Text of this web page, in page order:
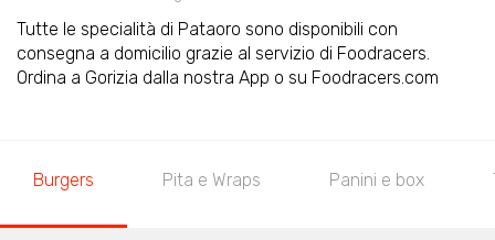
Tutte le specialità di Pataoro sono disponibili con
consegna a domicilio grazie al servizio di Foodracers.
Ordina a Gorizia dalla nostra App o su Foodracers.com
Burgers Pita e Wraps Panini e box